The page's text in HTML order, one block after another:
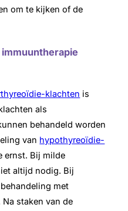
om te kijken of de
klachten is
als
behandeld worden
van hypothyreoïdie-
ernst. Bij milde
altijd nodig. Bij
met
staken van de